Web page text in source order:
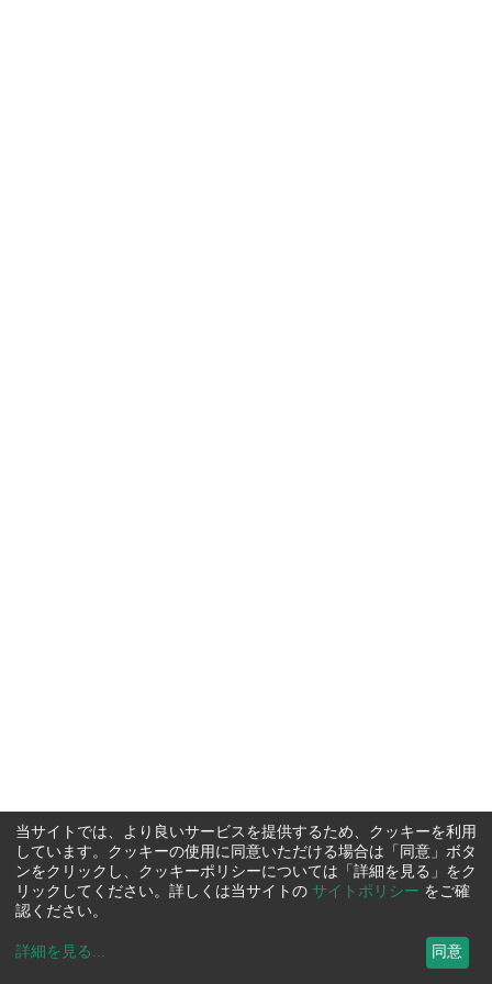
当サイトでは、より良いサービスを提供するため、クッキーを利用
しています。クッキーの使用に同意いただける場合は「同意」ボタ
ンをクリックし、クッキーポリシーについては「詳細を見る」をク
リックしてください。詳しくは当サイトの サイトポリシー をご確
認ください。
詳細を見る ... 同意